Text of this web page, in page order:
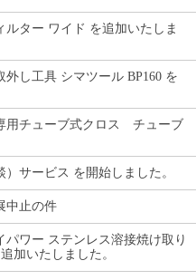
ター ワイド を追加いたしま
し工具 シマツール BP160 を
用チューブ式クロス チューブ
サービス を開始しました。
中止の件
ワー ステンレス溶接焼け取り
加いたしました。